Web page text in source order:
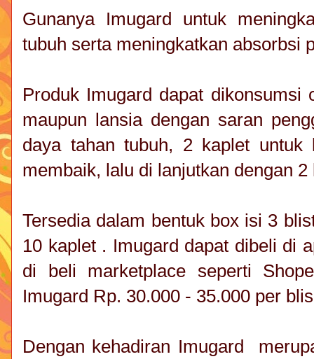
Gunanya Imugard untuk
tubuh serta meningkatkan absorbsi
Produk Imugard dapat
maupun lansia dengan saran
daya tahan tubuh, 2 kaplet untuk
membaik, lalu di lanjutkan dengan 2
Tersedia dalam bentuk box isi 3
10 kaplet . Imugard dapat dibeli di
di beli marketplace seperti
Imugard Rp. 30.000 - 35.000 per
Dengan kehadiran Imugard